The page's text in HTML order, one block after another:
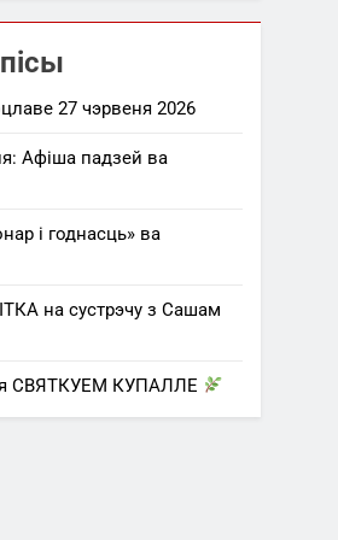
27 чэрвеня 2026
Афіша падзей ва
і годнасць» ва
на сустрэчу з Сашам
СВЯТКУЕМ КУПАЛЛЕ